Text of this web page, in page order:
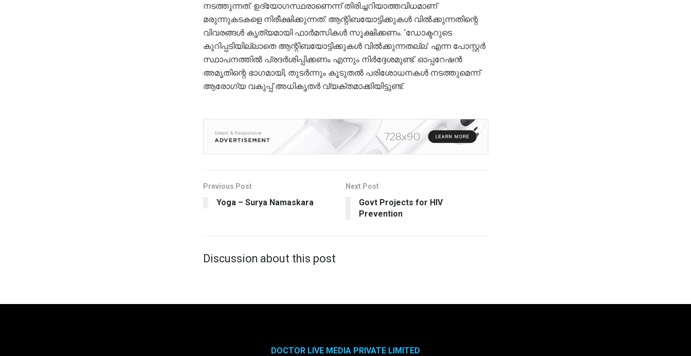
നടത്തുന്നത്. ഉദ്യോഗസ്ഥരാണെന്ന് തിരിച്ചറിയാത്തവിധമാണ്
മരുന്നുകടകളെ നിരീക്ഷിക്കുന്നത്. ആന്റിബയോട്ടിക്കുകൾ വിൽക്കുന്നതിന്റെ
വിവരങ്ങൾ കൃത്യമായി ഫാർമസികൾ സൂക്ഷിക്കണം. ‘ഡോക്ടറുടെ
കുറിപ്പടിയില്ലാതെ ആന്റിബയോട്ടിക്കുകൾ വിൽക്കുന്നതല്ല’ എന്ന പോസ്റ്റർ
സ്ഥാപനത്തിൽ പ്രദർശിപ്പിക്കണം എന്നും നിർദ്ദേശമുണ്ട്. ഓപ്പറേഷൻ
അമൃതിന്റെ ഭാഗമായി, തുടർന്നും കൂടുതൽ പരിശോധനകൾ നടത്തുമെന്ന്
ആരോഗ്യ വകുപ്പ് അധികൃതർ വ്യക്തമാക്കിയിട്ടുണ്ട്.
Previous Post
Yoga – Surya Namaskara
Next Post
Govt Projects for HIV
Prevention
Discussion about this post
DOCTOR LIVE MEDIA PRIVATE LIMITED